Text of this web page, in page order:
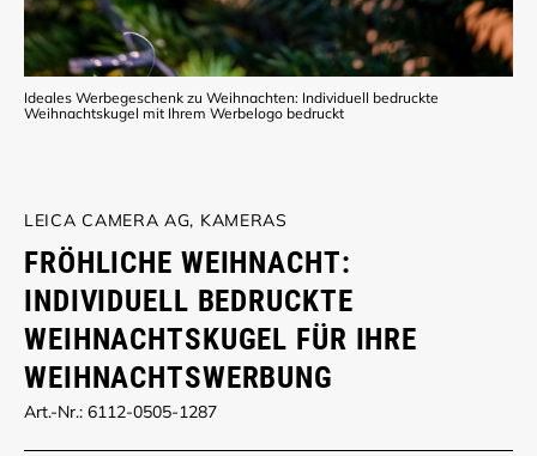
Ideales Werbegeschenk zu Weihnachten: Individuell bedruckte
Weihnachtskugel mit Ihrem Werbelogo bedruckt
LEICA CAMERA AG, KAMERAS
FRÖHLICHE WEIHNACHT:
INDIVIDUELL BEDRUCKTE
WEIHNACHTSKUGEL FÜR IHRE
WEIHNACHTSWERBUNG
Art.-Nr.: 6112-0505-1287